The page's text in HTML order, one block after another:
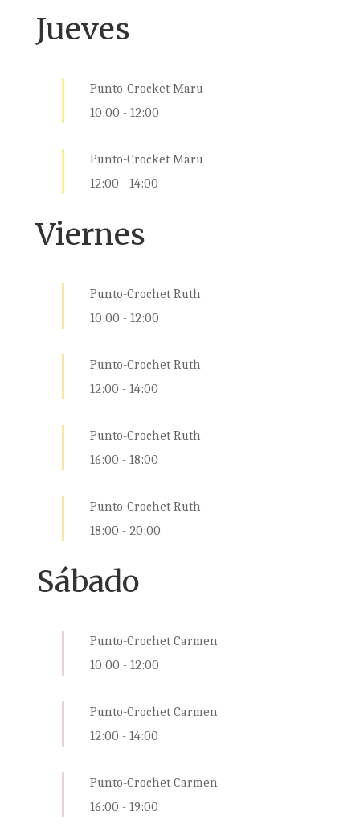
Jueves
Punto-Crocket Maru
10:00 - 12:00
Punto-Crocket Maru
12:00 - 14:00
Viernes
Punto-Crochet Ruth
10:00 - 12:00
Punto-Crochet Ruth
12:00 - 14:00
Punto-Crochet Ruth
16:00 - 18:00
Punto-Crochet Ruth
18:00 - 20:00
Sábado
Punto-Crochet Carmen
10:00 - 12:00
Punto-Crochet Carmen
12:00 - 14:00
Punto-Crochet Carmen
16:00 - 19:00